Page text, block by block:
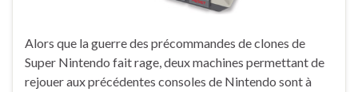
Alors que la guerre des précommandes de clones de
Super Nintendo fait rage, deux machines permettant de
rejouer aux précédentes consoles de Nintendo sont à